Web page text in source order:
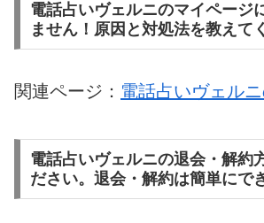
電話占いヴェルニのマイページ
ません！原因と対処法を教えて
関連ページ： 電話占いヴェル
電話占いヴェルニの退会・解約
ださい。退会・解約は簡単にで